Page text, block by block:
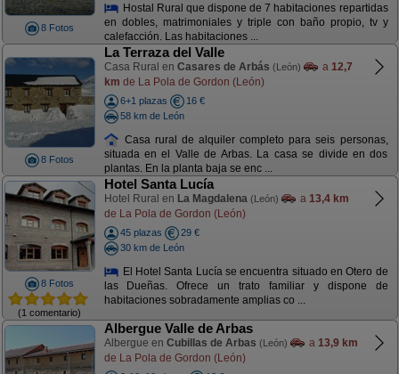
8 Fotos
Hostal Rural que dispone de 7 habitaciones repartidas
en dobles, matrimoniales y triple con baño propio, tv y
calefacción. Las habitaciones ...
8 Fotos
La Terraza del Valle
Casa Rural en Casares de Arbás (León) a 12,7
km de La Pola de Gordon (León)
6+1 plazas
16 €
58 km de León
Casa rural de alquiler completo para seis personas,
situada en el Valle de Arbas. La casa se divide en dos
plantas. En la planta baja se enc ...
8 Fotos
(1 comentario)
Hotel Santa Lucía
Hotel Rural en La Magdalena (León) a 13,4 km
de La Pola de Gordon (León)
45 plazas
29 €
30 km de León
El Hotel Santa Lucía se encuentra situado en Otero de
las Dueñas. Ofrece un trato familiar y dispone de
habitaciones sobradamente amplias co ...
Albergue Valle de Arbas
Albergue en Cubillas de Arbas (León) a 13,9 km
de La Pola de Gordon (León)